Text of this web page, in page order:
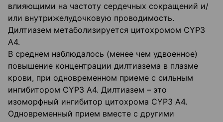
влияющими на частоту сердечных сокращений и/
или внутрижелудочковую проводимость.
Дилтиазем метаболизируется цитохромом CYP3
А4.
В среднем наблюдалось (менее чем удвоенное)
повышение концентрации дилтиазема в плазме
крови, при одновременном приеме с сильным
ингибитором CYP3 А4. Дилтиазем – это
изоморфный ингибитор цитохрома CYP3 А4.
Одновременный прием вместе с другими